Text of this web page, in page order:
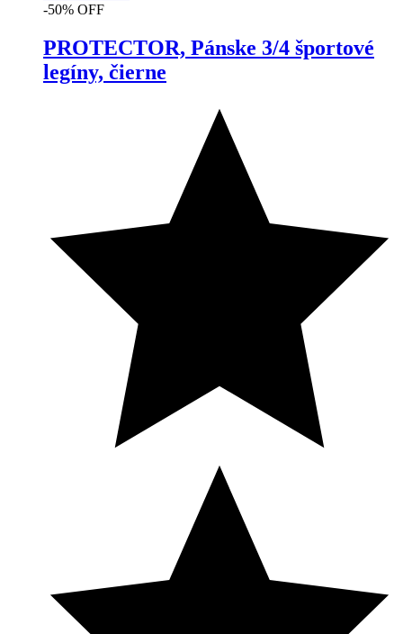
-50% OFF
PROTECTOR, Pánske 3/4 športové
legíny, čierne